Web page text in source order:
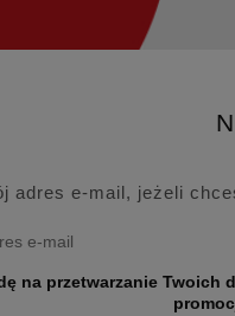
adres e-mail, jeżeli
osobowych przez Meble Indian Sp. z o.o.